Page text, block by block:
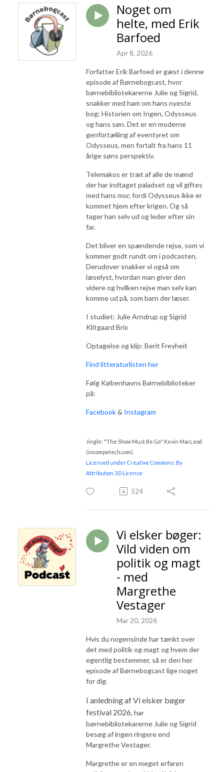
Noget om
helte, med Erik
Barfoed
Apr 8, 2026
Forfatter Erik Barfoed er gæst i denne
episode af Børnebogcast, hvor
børnebibliotekarerne Julie og Sigrid,
snakker med ham om hans nyeste
bog: Historien om Ingen, Odysseus
og hans søn. Det er en moderne
genfortælling af eventyret om
Odysseus, men fortalt fra hans 11
årige søns perspektiv.
Telemakos er træt af alle de mænd
der har indtaget paladset og vil giftes
med hans mor, fordi Odysseus ikke er
kommet hjem efter krigen. Og så
tager han selv ud og leder efter sin
far.
Det bliver en spændende rejse, som vi
kommer godt rundt om i podcasten.
Derudover snakker vi også om
læselyst, hvordan man giver den
videre og hvilken rejse man selv kan
komme ud på, som barn der læser.
I studiet: Julie Arndrup og Sigrid
Klitgaard Brix
Optagelse og klip: Berit Freyheit
Find litteraturlisten her
Følg Københavns Børnebiblioteker
på:
Facebook& Instagram
Jingle: "The Show Must Be Go" Kevin MacLeod
(incompetech.com)
Licensed under Creative Commons: By
Attribution 3.0 License
524
Vi elsker bøger:
Vild viden om
politik og magt
- med
Margrethe
Vestager
Mar 20, 2026
Hvis du nogensinde har tænkt over
det med politik og magt og hvem der
egentlig bestemmer, så er den her
episode af Børnebogcast lige noget
for dig.
I anledning af Vi elsker bøger
festival 2026, har
børnebibliotekarerne Julie og Sigrid
besøg af ingen ringere end
Margrethe Vestager.
Margrethe er en meget erfaren